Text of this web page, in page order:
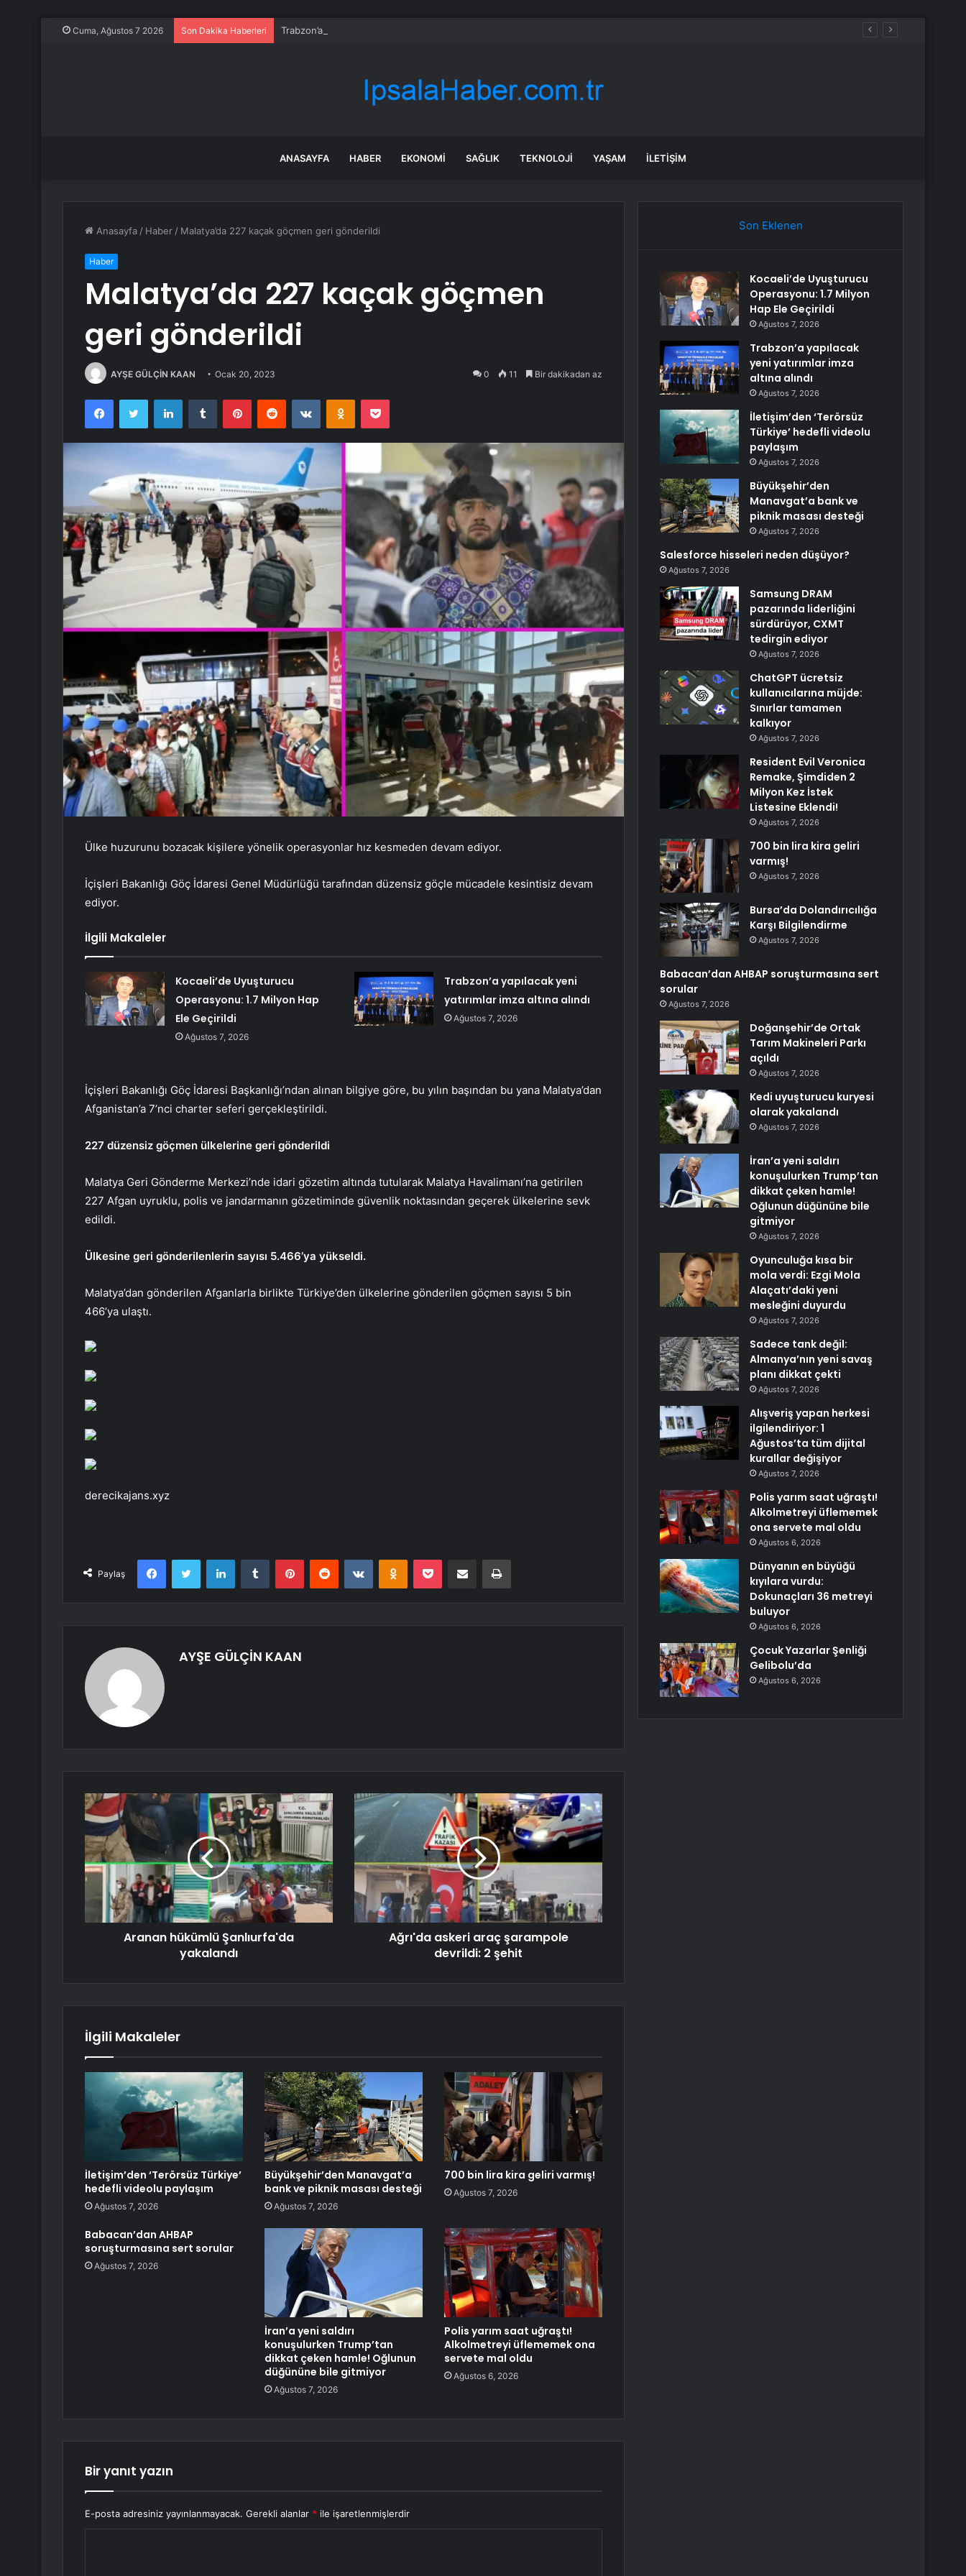
Cuma, Ağustos 7 2026 Son Dakika Haberleri Trabzon’a yapılacak yeni yatırımlar imza altına alındı
ANASAYFA HABER EKONOMI SAĞLIK TEKNOLOJI YAŞAM İLETIŞIM
Anasayfa / Haber / Malatya’da 227 kaçak göçmen geri gönderildi
Haber
Malatya’da 227 kaçak göçmen
geri gönderildi
AYŞE GÜLÇİN KAAN Ocak 20, 2023 0 11 Bir dakikadan az
FacebookTwitter LinkedInTumblr PinterestReddit VKontakteOdnoklassniki
Pocket
Ülke huzurunu bozacak kişilere yönelik operasyonlar hız kesmeden devam ediyor.
İçişleri Bakanlığı Göç İdaresi Genel Müdürlüğü tarafından düzensiz göçle mücadele kesintisiz devam
ediyor.
İlgili Makaleler
Kocaeli’de Uyuşturucu
Operasyonu: 1.7 Milyon Hap
Ele Geçirildi
Ağustos 7, 2026
Trabzon’a yapılacak yeni
yatırımlar imza altına alındı
Ağustos 7, 2026
İçişleri Bakanlığı Göç İdaresi Başkanlığı’ndan alınan bilgiye göre, bu yılın başından bu yana Malatya’dan
Afganistan’a 7’nci charter seferi gerçekleştirildi.
227 düzensiz göçmen ülkelerine geri gönderildi
Malatya Geri Gönderme Merkezi’nde idari gözetim altında tutularak Malatya Havalimanı’na getirilen
227 Afgan uyruklu, polis ve jandarmanın gözetiminde güvenlik noktasından geçerek ülkelerine sevk
edildi.
Ülkesine geri gönderilenlerin sayısı 5.466’ya yükseldi.
Malatya’dan gönderilen Afganlarla birlikte Türkiye’den ülkelerine gönderilen göçmen sayısı 5 bin
466’ya ulaştı.
derecikajans.xyz
Paylaş
FacebookTwitter LinkedInTumblr PinterestReddit VKontakteOdnoklassniki
Pocket E-Posta ile paylaş Yazdır
AYŞE GÜLÇİN KAAN
Aranan hükümlü Şanlıurfa'da
yakalandı
Ağrı'da askeri araç şarampole
devrildi: 2 şehit
İlgili Makaleler
İletişim’den ‘Terörsüz Türkiye’
hedefli videolu paylaşım
Ağustos 7, 2026
Büyükşehir’den Manavgat’a
bank ve piknik masası desteği
Ağustos 7, 2026
700 bin lira kira geliri varmış!
Ağustos 7, 2026
Babacan’dan AHBAP
soruşturmasına sert sorular
Ağustos 7, 2026
İran’a yeni saldırı
konuşulurken Trump’tan
dikkat çeken hamle! Oğlunun
düğününe bile gitmiyor
Ağustos 7, 2026
Polis yarım saat uğraştı!
Alkolmetreyi üflememek ona
servete mal oldu
Ağustos 6, 2026
Bir yanıt yazın
E-posta adresiniz yayınlanmayacak. Gerekli alanlar * ile işaretlenmişlerdir
Son Eklenen
Kocaeli’de Uyuşturucu
Operasyonu: 1.7 Milyon
Hap Ele Geçirildi
Ağustos 7, 2026
Trabzon’a yapılacak
yeni yatırımlar imza
altına alındı
Ağustos 7, 2026
İletişim’den ‘Terörsüz
Türkiye’ hedefli videolu
paylaşım
Ağustos 7, 2026
Büyükşehir’den
Manavgat’a bank ve
piknik masası desteği
Ağustos 7, 2026
Salesforce hisseleri neden düşüyor?
Ağustos 7, 2026
Samsung DRAM
pazarında liderliğini
sürdürüyor, CXMT
tedirgin ediyor
Ağustos 7, 2026
ChatGPT ücretsiz
kullanıcılarına müjde:
Sınırlar tamamen
kalkıyor
Ağustos 7, 2026
Resident Evil Veronica
Remake, Şimdiden 2
Milyon Kez İstek
Listesine Eklendi!
Ağustos 7, 2026
700 bin lira kira geliri
varmış!
Ağustos 7, 2026
Bursa’da Dolandırıcılığa
Karşı Bilgilendirme
Ağustos 7, 2026
Babacan’dan AHBAP soruşturmasına sert
sorular
Ağustos 7, 2026
Doğanşehir’de Ortak
Tarım Makineleri Parkı
açıldı
Ağustos 7, 2026
Kedi uyuşturucu kuryesi
olarak yakalandı
Ağustos 7, 2026
İran’a yeni saldırı
konuşulurken Trump’tan
dikkat çeken hamle!
Oğlunun düğününe bile
gitmiyor
Ağustos 7, 2026
Oyunculuğa kısa bir
mola verdi: Ezgi Mola
Alaçatı’daki yeni
mesleğini duyurdu
Ağustos 7, 2026
Sadece tank değil:
Almanya’nın yeni savaş
planı dikkat çekti
Ağustos 7, 2026
Alışveriş yapan herkesi
ilgilendiriyor: 1
Ağustos’ta tüm dijital
kurallar değişiyor
Ağustos 7, 2026
Polis yarım saat uğraştı!
Alkolmetreyi üflememek
ona servete mal oldu
Ağustos 6, 2026
Dünyanın en büyüğü
kıyılara vurdu:
Dokunaçları 36 metreyi
buluyor
Ağustos 6, 2026
Çocuk Yazarlar Şenliği
Gelibolu’da
Ağustos 6, 2026